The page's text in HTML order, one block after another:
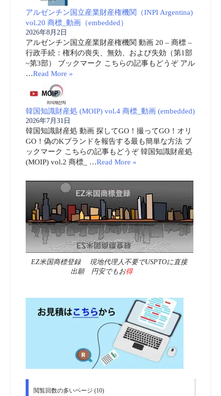
アルゼンチン国立産業財産権機関（INPI Argentina)
vol.20 商標_動画（embedded）
2026年8月2日
アルゼンチン国立産業財産権機関 動画 20 – 商標 –
行政手続：権利の喪失、無効、および失効（第1部
~第3部） ブックマーク こちらの記事もどうぞ アル
…Read More »
韓国知識財産処 (MOIP) vol.4 商標_動画 (embedded)
2026年7月31日
韓国知識財産処 動画 探してGO！撮ってGO！オリ
GO！偽のKブランドを報告する最も簡単な方法 ブ
ックマーク こちらの記事もどうぞ 韓国知識財産処
(MOIP) vol.2 商標_ …Read More »
EZ米国商標登録 現地代理人不要でUSPTOに直接
出願 円安でもお得
閲覧回数の多いページ (10)